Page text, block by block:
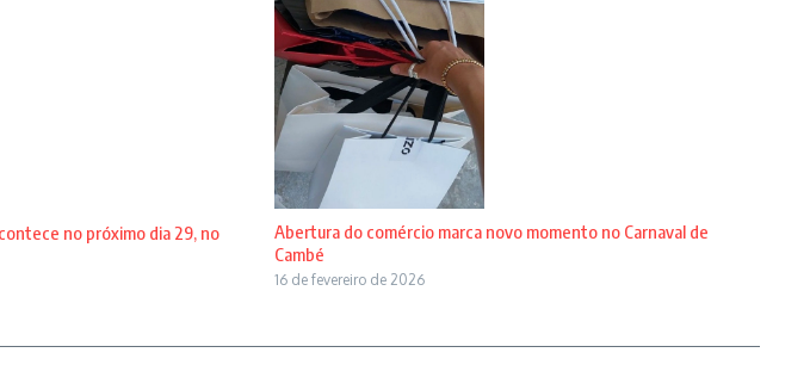
no próximo dia 29, no
Abertura do comércio marca novo momento no Carnaval de
Cambé
16 de fevereiro de 2026